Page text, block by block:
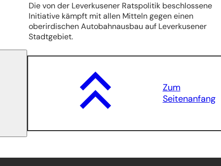
Die von der Leverkusener Ratspolitik beschlossene
Initiative kämpft mit allen Mitteln gegen einen
oberirdischen Autobahnausbau auf Leverkusener
Stadtgebiet.
Zum
Seitenanfang